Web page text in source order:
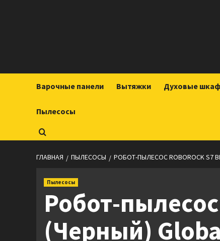
Варочные панели Вытяжки Духовые
Пылесосы
ГЛАВНАЯ ПЫЛЕСОСЫ РОБОТ-ПЫЛЕСОС ROBOROCK S7
Пылесосы
Робот-
(Черный)